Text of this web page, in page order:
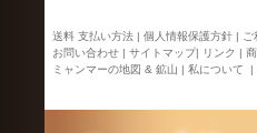
送料 支払い方法 | 個人情報保護方針 |
お問い合わせ | サイトマップ| リンク |
ミャンマーの地図 & 鉱山 | 私について |